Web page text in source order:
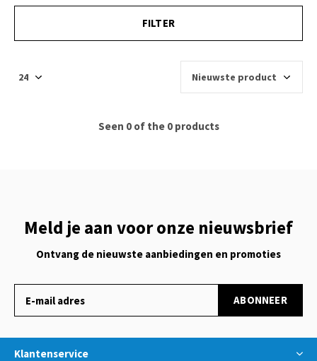
FILTER
Seen 0 of the 0 products
Meld je aan voor onze nieuwsbrief
Ontvang de nieuwste aanbiedingen en promoties
ABONNEER
Klantenservice